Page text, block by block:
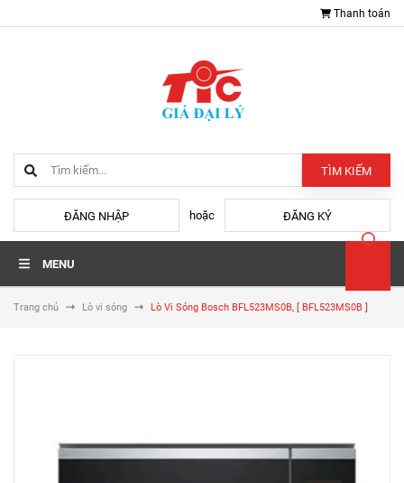
Thanh toán
TÌM KIẾM
ĐĂNG NHẬP hoặc ĐĂNG KÝ
MENU
Trang chủ Lò vi sóng Lò Vi Sóng Bosch BFL523MS0B, [ BFL523MS0B ]